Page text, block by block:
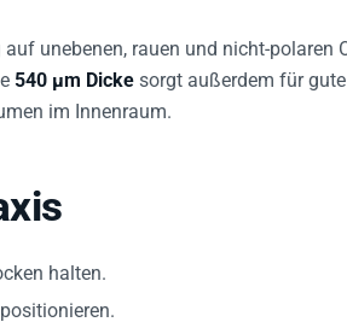
unebenen, rauen und nicht-polaren
540 µm Dicke sorgt außerdem für
im Innenraum.
halten.